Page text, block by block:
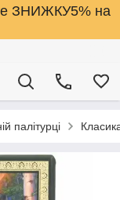
ЗНИЖКУ5% на
палітурці